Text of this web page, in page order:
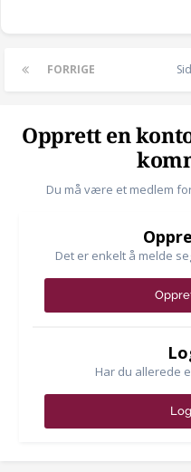
FORRIGE
Opprett en
Du må være et medlem
Det er enkelt å melde
Har du allerede